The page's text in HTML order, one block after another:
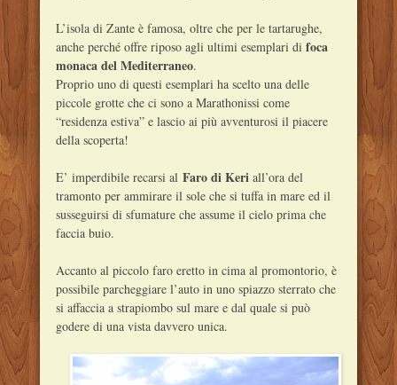
L’isola di Zante è famosa, oltre che per le tartarughe,
anche perché offre riposo agli ultimi esemplari di foca
monaca del Mediterraneo.
Proprio uno di questi esemplari ha scelto una delle
piccole grotte che ci sono a Marathonissi come
“residenza estiva” e lascio ai più avventurosi il piacere
della scoperta!
E’ imperdibile recarsi al Faro di Keri all’ora del
tramonto per ammirare il sole che si tuffa in mare ed il
susseguirsi di sfumature che assume il cielo prima che
faccia buio.
Accanto al piccolo faro eretto in cima al promontorio, è
possibile parcheggiare l’auto in uno spiazzo sterrato che
si affaccia a strapiombo sul mare e dal quale si può
godere di una vista davvero unica.